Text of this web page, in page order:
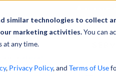
similar technologies to collect
marketing activities.You can
at any time.
, Privacy Policy, and Terms of Use